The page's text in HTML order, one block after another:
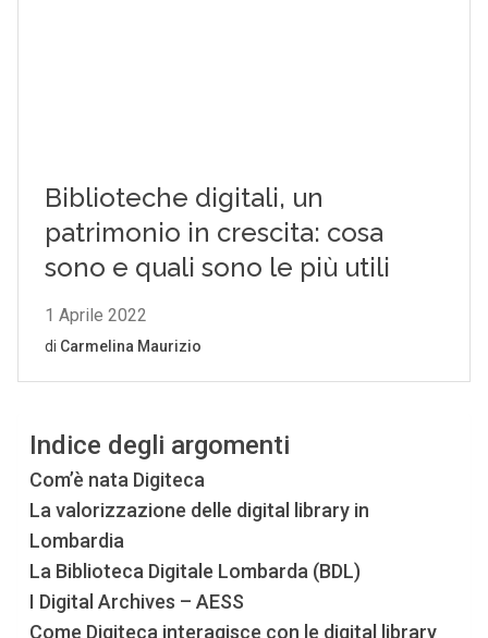
Indice degli argomenti
Com’è nata Digiteca
La valorizzazione delle digital library in
Lombardia
La Biblioteca Digitale Lombarda (BDL)
I Digital Archives – AESS
Come Digiteca interagisce con le digital library